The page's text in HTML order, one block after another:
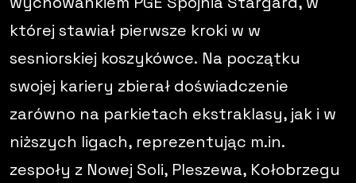
której stawiał pierwsze kroki w w
sesniorskiej koszykówce. Na początku
swojej kariery zbierał doświadczenie
zarówno na parkietach ekstraklasy, jak i w
niższych ligach, reprezentując m.in.
zespoły z Nowej Soli, Pleszewa, Kołobrzegu